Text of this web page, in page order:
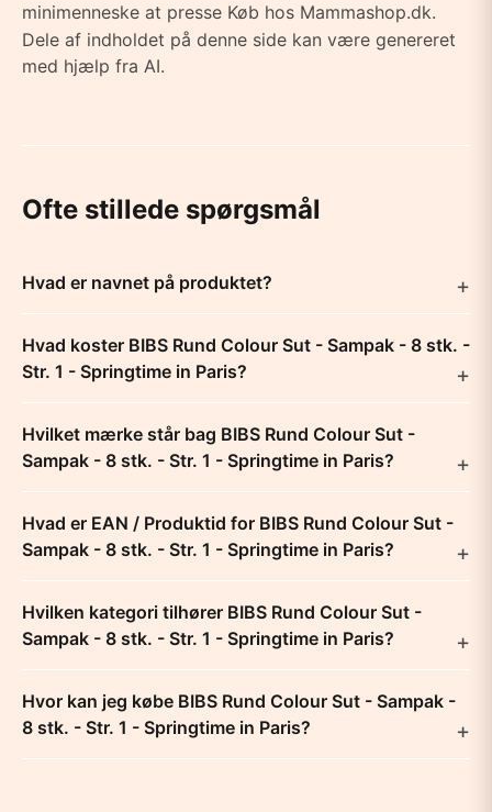
minimenneske at presse Køb hos Mammashop.dk.
Dele af indholdet på denne side kan være genereret
med hjælp fra AI.
Ofte stillede spørgsmål
Hvad er navnet på produktet?
Hvad koster BIBS Rund Colour Sut - Sampak - 8 stk. -
Str. 1 - Springtime in Paris?
Hvilket mærke står bag BIBS Rund Colour Sut -
Sampak - 8 stk. - Str. 1 - Springtime in Paris?
Hvad er EAN / Produktid for BIBS Rund Colour Sut -
Sampak - 8 stk. - Str. 1 - Springtime in Paris?
Hvilken kategori tilhører BIBS Rund Colour Sut -
Sampak - 8 stk. - Str. 1 - Springtime in Paris?
Hvor kan jeg købe BIBS Rund Colour Sut - Sampak -
8 stk. - Str. 1 - Springtime in Paris?